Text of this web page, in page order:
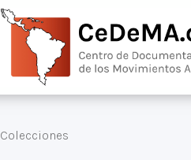
Colecciones